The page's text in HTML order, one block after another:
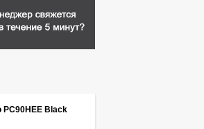
PC90HEE Black